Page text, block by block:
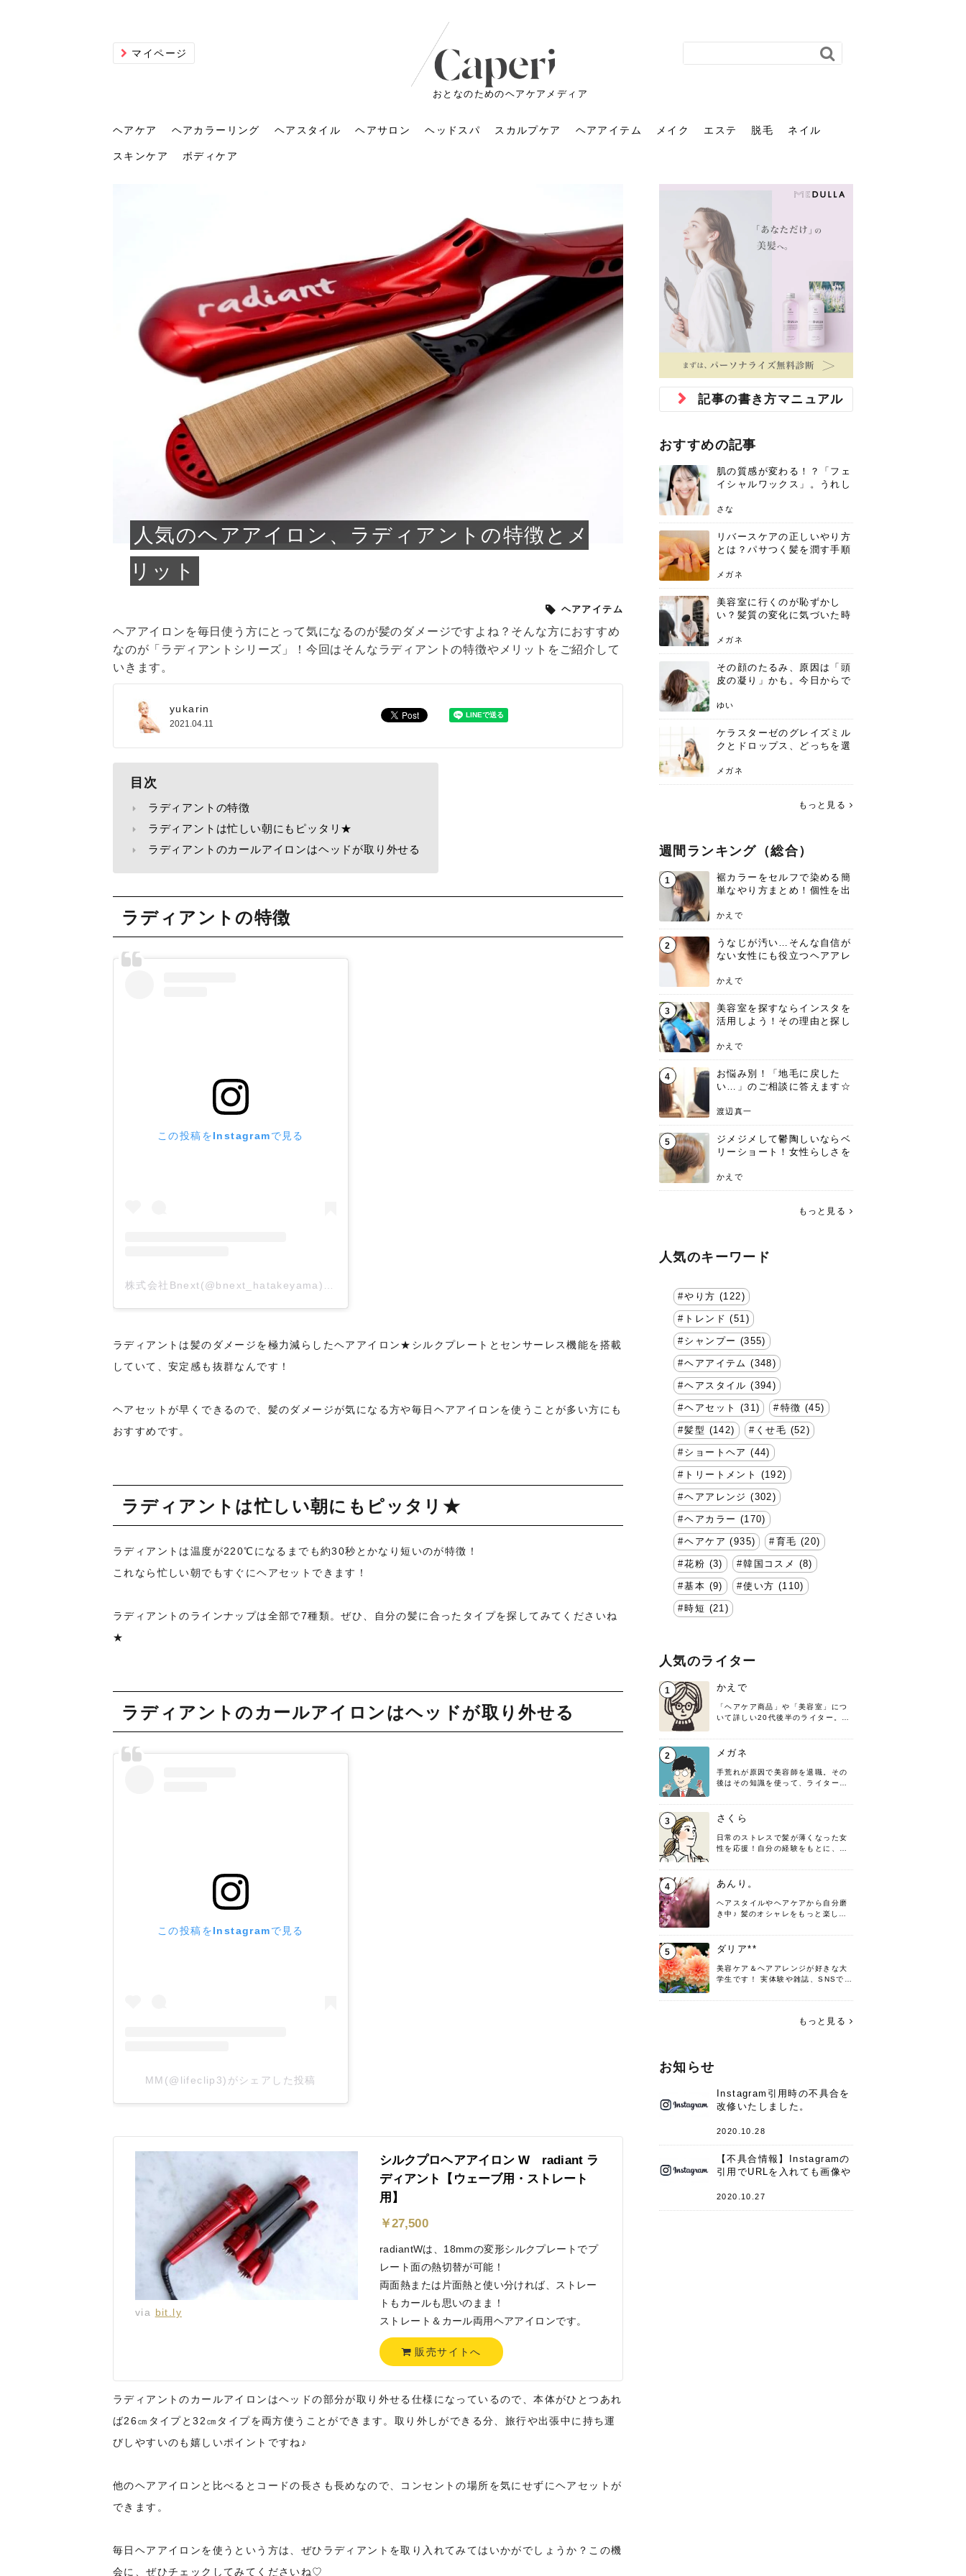
マイページ
おとなのためのヘアケアメディア
ヘアケア
トリートメントの付け方で
仕上がりが変わる｜効かな
い原因...
トリートメントの付け方で仕上がりは
大きく変わります。今回は、毛先中心
の塗り...
メガネ
朝の5分が変わる！寝癖がつ
かない予防方法と時短寝癖
直し...
新生活シーズン、朝の身支度を少しで
も短くしたい人は多いはず。じつは寝
癖は、...
かえで
花粉で髪がパサパサするの
はなぜ？原因と落とし方・
防ぎ方を紹介
花粉の季節になると、髪がパサつく、
広がる、手触りが悪いと感じた経験は
ありま...
さくら
ヘアカラーリング
髪のくすみが気になる人
へ！2026春トレンドの明る
めく...
2026春のトレンドカラーは明るめのく
すみカラーです。ただし、髪がすでに
く...
さくら
ツヤと透明感で垢抜ける！
自然なヘアカラーで作る
「きれい...
職場で浮かない落ち着いたトーンにし
たいけれど、どこか垢抜けた印象にし
たいと...
さくら
肌に合う髪色、どう見つけ
る？「イエベ」「ブルベ」
診断と...
美容室で素敵なヘアカラーに染めても
らったのに、家に帰って鏡を見たら、
「なん...
かえで
ヘアスタイル
2026年のショートウルフ最
新トレンドとは？ナチュラ
ル...
2026年のショートウルフは、ナチュラ
ルでエアリーな仕上がりが今っぽい正
解...
かえで
ルーズウェーブとは？2026
年の注目スタイルと長さ別
の...
2026年はレイヤーカットを使った髪型
のトレンドと重なり、ルーズウェーブ
ヘ...
かえで
40代のパーマがダレる原因
とは？自宅でできる復活術
と長...
パーマをかけたばかりなのに、もうカ
ールがダレてしまったと感じている方
はいな...
メガネ
ヘアサロン
美容室に行くのが恥ずかし
い？髪質の変化に気づいた
時こそ...
しばらく美容室に行けていないし、そ
ろそろ髪型を変えて気分転換したいと
思って...
メガネ
お気に入りのお店が倒産し
た後の美容室の探し方！失
敗しに...
美容室を倒産する数が増えているとい
うニュースがありました。もともと美
容室の...
かえで
前髪を薄くするための美容
院の頼み方とは？失敗しな
いため...
前髪は薄くしたほうが今風でおしゃれ
だと思っている人は、前髪を早く変え
たいと...
かえで
ヘッドスパ
ヘッドスパの落とし穴！知
らないと損する真実
ヘッドスパは、頭皮の汚れを落として
血行を促進し、リラックス効果や美髪
効果が...
さろめ
頭皮を刺激してお顔のリフ
トアップ♪毎日こつこつカン
タン小顔☆
毎日のちょっとした習慣で小顔は作れ
る！頭のこりをほぐしてフェイスライ
ンのリ...
chicca
ヘッドスパで頭皮をケアし
よう！ヘッドスパの効果と
おすすめの人
普段目に見えない頭皮ですが、何のケ
アもせずに放っておくとダメージが蓄
積して...
yukarin
スカルプケア
髪を育てるには？毎日の洗
い方と生活習慣を見直す基
本ケア
髪をきれいに育てるには高価なアイテ
ムを増やす前に、洗い方や乾かし方、
頭皮の...
さくら
頭皮マッサージで目がぱっ
ちりする理由は？具体的な
やり方...
目元の印象を左右するのは目そのもの
ではなく、頭皮の状態かもしれませ
ん。以下...
メガネ
ストレスで髪の毛はどう変
わる？抜け毛・パサつきの
原因と...
最近、髪のツヤがなくなったという方
や、抜け毛が増えたと悩んでいる方
は、スト...
さくら
ヘアアイテム
発酵エキスシャンプーって
何がいいの？無印良品など
のシャ...
スキンケアで人気の発酵成分が、シャ
ンプーにも広がっています。無印良品
などの...
さくら
アイロンが苦手でも大丈
夫！ブラッシング感覚で使
えるヘア...
ヘアアイロンを使うのが苦手、火傷が
怖いと感じている方はいないでしょう
か？そ...
さくら
40代の髪を悩みに最適！韓
国発「ダリーフ」でヘアセ
ット...
韓国コスメを使うのは若い子だけだと
思っていないでしょうか？ダリーフの
グラム...
さくら
メイク
ミニマリストのメイク術｜
少ないアイテムで「自分ら
しい美...
「たくさんのコスメを持っているの
に、実際に使っているのはいつも同じ
ものばか...
あおい
V3ファンデーションは危な
い？針の仕組み・全4種比
較・...
メイクをしている時間も、スキンケア
の時間に変えるという発想から生まれ
たのが...
あかり
「おしゃれ」と「身だしな
み」は違う。相手に信頼感
を与え...
新しい環境に臨むとき、多くの人が意
識するのが「身だしなみ」です。特に
メイク...
さな
エステ
針で小顔を目指す！美容鍼
の効果と後悔しない選び方
のポイント
フェイスラインをすっきりさせたいと
いうお悩みを抱えている方はいないで
しょう...
あかり
リンパマッサージと経絡マ
ッサージの違いとは？効果
と、自...
サロンのメニューを見ていると、「リ
ンパマッサージ」の他に「経絡マッサ
ージ」...
あかり
エステの勧誘が怖い人へ。
断ることは悪くない。自分
を守る...
「初回限定〇〇円！」そんなお得な体
験エステに行ってみたいけど、『押し
に弱い...
さな
脱毛
化粧ノリが変わる「顔脱
毛」。4つのメリットと、始
める前...
顔の産毛をカミソリで剃って、毛抜き
で抜くなど、日々の自己処理を手間に
感じて...
あおい
子供の脱毛、日焼け肌はN
G？親子で学ぶ、安心・安全
なエ...
「ムダ毛が気になる」とお子さんが悩
んでいる姿を見て、エステ脱毛を検討
し始め...
あおい
「今さら」なんて言わせな
い。40代のVIO・顔脱毛、
賢...
40代になって、ふと自分のムダ毛のこ
とが気になり始めたけど、「今から脱
毛を...
さな
ネイル
2026年運気アップネイルガ
イドを公開！幸運を呼ぶ色
と...
最近、なんとなく運気が停滞している
気がすると悩んでいないでしょうか？
じつは...
あおい
そのネイル、本当に似合っ
てる？指先をきれいに見え
るのは...
SNSや雑誌で見かけた素敵なネイルデ
ザインを、いざ自分の爪に試してみた
ら、...
さな
オフィスネイルでも「キラ
キラ」はOK？派手に見えな
い上...
仕事中も、ふとした瞬間に自分の指先
を見て、気分が上がるという心ときめ
く「キ...
あおい
スキンケア
急に小じわが増えた？原因
と種類の見分け方＆自宅で
できる...
ふと鏡を見て、急に小じわが増えたと
落ち込んでいないでしょうか？じつは
その原...
あおい
ルルルン ハイドラのどれが
良い？その違いは？PDRN
や...
ルルルン ハイドラシリーズを使いたい
けれど、種類が多くてどれを選べばい
ジュベルック スキンの効果
とは？毛穴・ニキビ跡への
変化...
ニキビ跡の凸凹をどうにかしたいと、
肌の質感でお悩みではないでしょう
か？肌に...
ボディケア
人の手ならではの痩身効
果。オールハンドエステの
魅力と、...
痩身エステと一言で言っても、最新の
機器を使ったものから、昔ながらの手
技によ...
あかり
その医療ダイエット、後悔
しませんか？失敗する人の
共通点...
医師の管理のもと、科学的根拠に基づ
いて行う「医療ダイエット」は、自己
本気の痩身と体質改善に。
アーユルヴェーダに基づく
「イン...
自己流のダイエットではなかなか落ち
ない、頑固な脂肪やセルライトを、本
気で体...
人気のヘアアイロン、ラディアントの特徴とメ
リット
ヘアアイテム
ヘアアイロンを毎日使う方にとって気になるのが髪のダメージですよね？そんな方におすすめ
なのが「ラディアントシリーズ」！今回はそんなラディアントの特徴やメリットをご紹介して
いきます。
yukarin
2021.04.11
目次
ラディアントの特徴
ラディアントは忙しい朝にもピッタリ★
ラディアントのカールアイロンはヘッドが取り外せる
ラディアントの特徴
この投稿をInstagramで見る
株式会社Bnext(@bnext_hatakeyama)がシェアした投稿
ラディアントは髪のダメージを極力減らしたヘアアイロン★シルクプレートとセンサーレス機能を搭載
していて、安定感も抜群なんです！
ヘアセットが早くできるので、髪のダメージが気になる方や毎日ヘアアイロンを使うことが多い方にも
おすすめです。
ラディアントは忙しい朝にもピッタリ★
ラディアントは温度が220℃になるまでも約30秒とかなり短いのが特徴！
これなら忙しい朝でもすぐにヘアセットできます！
ラディアントのラインナップは全部で7種類。ぜひ、自分の髪に合ったタイプを探してみてくださいね
★
ラディアントのカールアイロンはヘッドが取り外せる
この投稿をInstagramで見る
MM(@lifeclip3)がシェアした投稿
via bit.ly
シルクプロヘアアイロン W radiant ラ
ディアント【ウェーブ用・ストレート
用】
￥27,500
radiantWは、18mmの変形シルクプレートでプ
レート面の熱切替が可能！
両面熱または片面熱と使い分ければ、ストレー
トもカールも思いのまま！
ストレート＆カール両用ヘアアイロンです。
販売サイトへ
ラディアントのカールアイロンはヘッドの部分が取り外せる仕様になっているので、本体がひとつあれ
ば26㎝タイプと32㎝タイプを両方使うことができます。取り外しができる分、旅行や出張中に持ち運
びしやすいのも嬉しいポイントですね♪
他のヘアアイロンと比べるとコードの長さも長めなので、コンセントの場所を気にせずにヘアセットが
できます。
毎日ヘアアイロンを使うという方は、ぜひラディアントを取り入れてみてはいかがでしょうか？この機
会に、ぜひチェックしてみてくださいね♡
記事の書き方マニュアル
おすすめの記事
肌の質感が変わる！？「フェ
イシャルワックス」。うれし
ための基礎知識
さな
リバースケアの正しいやり方
とは？パサつく髪を潤す手順
メガネ
美容室に行くのが恥ずかし
い？髪質の変化に気づいた時
メガネ
その顔のたるみ、原因は「頭
皮の凝り」かも。今日からで
サージ
ゆい
ケラスターゼのグレイズミル
クとドロップス、どっちを選
使いのメリット
メガネ
もっと見る
週間ランキング（総合）
1
裾カラーをセルフで染める簡
単なやり方まとめ！個性を出
かえで
2
うなじが汚い…そんな自信が
ない女性にも役立つヘアアレ
かえで
3
美容室を探すならインスタを
活用しよう！その理由と探し
かえで
4
お悩み別！「地毛に戻した
い…」のご相談に答えます☆
渡辺真一
5
ジメジメして鬱陶しいならベ
リーショート！女性らしさを
かえで
もっと見る
人気のキーワード
やり方 (122)
トレンド (51)
シャンプー (355)
ヘアアイテム (348)
ヘアスタイル (394)
ヘアセット (31) 特徴 (45)
髪型 (142) くせ毛 (52)
ショートヘア (44)
トリートメント (192)
ヘアアレンジ (302)
ヘアカラー (170)
ヘアケア (935) 育毛 (20)
花粉 (3) 韓国コスメ (8)
基本 (9) 使い方 (110)
時短 (21)
人気のライター
1 かえで
「ヘアケア商品」や「美容室」につ
いて詳しい20代後半のライター。楽
す！
2 メガネ
手荒れが原因で美容師を退職。その
後はその知識を使って、ライターと
髪の知識をわかりやすく紹介しま
す！
3 さくら
日常のストレスで髪が薄くなった女
性を応援！自分の経験をもとに、執
4 あんり。
ヘアスタイルやヘアケアから自分磨
き中♪ 髪のオシャレをもっと楽しめ
♡ 役立つ情報をお届けできるように
頑張ります！よろしくお願いしま
5 ダリア**
美容ケア＆ヘアアレンジが好きな大
学生です！ 実体験や雑誌、SNSで知
す。 これからよろしくお願いします
もっと見る
お知らせ
Instagram引用時の不具合を
改修いたしました。
2020.10.28
【不具合情報】Instagramの
引用でURLを入れても画像や
件
2020.10.27